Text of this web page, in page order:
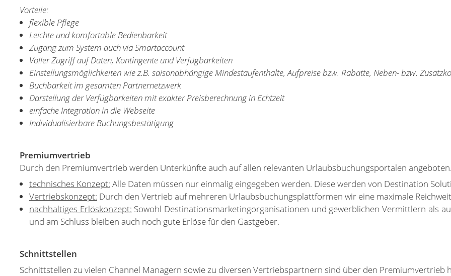
Vorteile:
flexible Pflege
Leichte und komfortable Bedienbarkeit
Zugang zum System auch via Smartaccount
Voller Zugriff auf Daten, Kontingente und Verfügbarkeiten
Einstellungsmöglichkeiten wie z.B. saisonabhängige Mindestaufenthalte, Aufpreise bzw. Rabatte, Neben- bzw.
Buchbarkeit im gesamten Partnernetzwerk
Darstellung der Verfügbarkeiten mit exakter Preisberechnung in Echtzeit
einfache Integration in die Webseite
Individualisierbare Buchungsbestätigung
Premiumvertrieb
Durch den Premiumvertrieb werden Unterkünfte auch auf allen relevanten Urlaubsbuchungsportalen
technisches Konzept: Alle Daten müssen nur einmalig eingegeben werden. Diese werden von Destination
Vertriebskonzept: Durch den Vertrieb auf mehreren Urlaubsbuchungsplattformen wir eine maximale
nachhaltiges Erlöskonzept: Sowohl Destinationsmarketingorganisationen und gewerblichen Vermittlern als
und am Schluss bleiben auch noch gute Erlöse für den Gastgeber.
Schnittstellen
Schnittstellen zu vielen Channel Managern sowie zu diversen Vertriebspartnern sind über den Premiumvertrieb